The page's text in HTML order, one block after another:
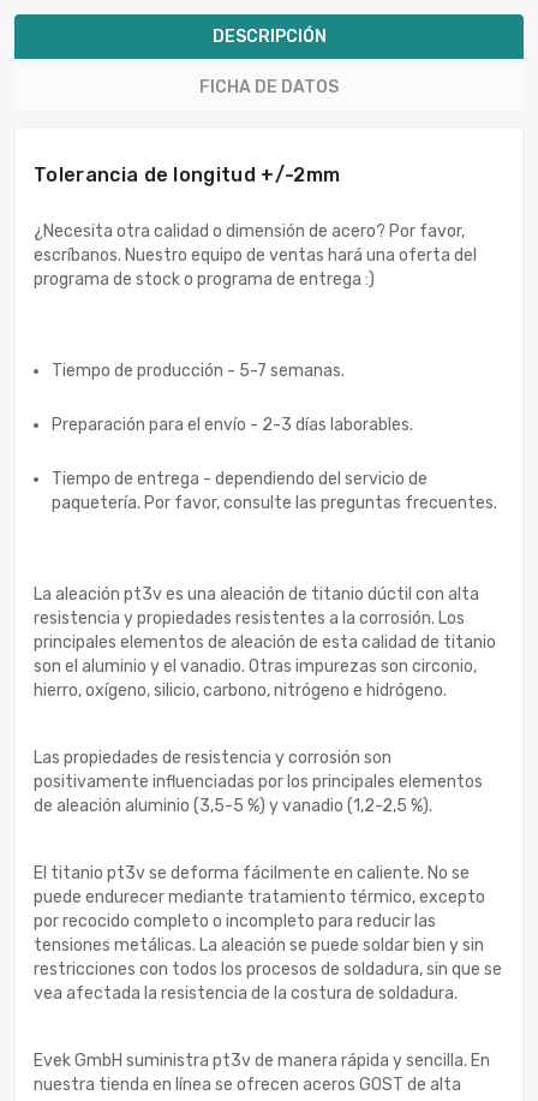
DESCRIPCIÓN
FICHA DE DATOS
Tolerancia de longitud +/-2mm
¿Necesita otra calidad o dimensión de acero? Por favor,
escríbanos. Nuestro equipo de ventas hará una oferta del
programa de stock o programa de entrega :)
Tiempo de producción - 5-7 semanas.
Preparación para el envío - 2-3 días laborables.
Tiempo de entrega - dependiendo del servicio de
paquetería. Por favor, consulte las preguntas frecuentes.
La aleación pt3v es una aleación de titanio dúctil con alta
resistencia y propiedades resistentes a la corrosión. Los
principales elementos de aleación de esta calidad de titanio
son el aluminio y el vanadio. Otras impurezas son circonio,
hierro, oxígeno, silicio, carbono, nitrógeno e hidrógeno.
Las propiedades de resistencia y corrosión son
positivamente influenciadas por los principales elementos
de aleación aluminio (3,5-5 %) y vanadio (1,2-2,5 %).
El titanio pt3v se deforma fácilmente en caliente. No se
puede endurecer mediante tratamiento térmico, excepto
por recocido completo o incompleto para reducir las
tensiones metálicas. La aleación se puede soldar bien y sin
restricciones con todos los procesos de soldadura, sin que se
vea afectada la resistencia de la costura de soldadura.
Evek GmbH suministra pt3v de manera rápida y sencilla. En
nuestra tienda en línea se ofrecen aceros GOST de alta